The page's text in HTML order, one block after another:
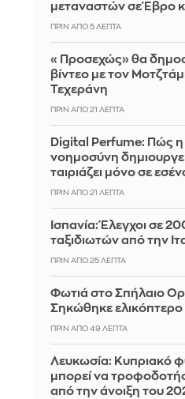
μεταναστών σε Έβρο
ΠΡΙΝ ΑΠΌ 5 ΛΕΠΤΆ
«Προσεχώς» θα
βίντεο με τον
Τεχεράνη
ΠΡΙΝ ΑΠΌ 21 ΛΕΠΤΆ
Digital Perfume: Πώς η
νοημοσύνη
ταιριάζει μόνο σε
ΠΡΙΝ ΑΠΌ 21 ΛΕΠΤΆ
Ισπανία: Έλεγχοι σε
ταξιδιωτών από την
ΠΡΙΝ ΑΠΌ 25 ΛΕΠΤΆ
Φωτιά στο Σπήλαιο
Σηκώθηκε ελικόπτερο
ΠΡΙΝ ΑΠΌ 49 ΛΕΠΤΆ
Λευκωσία: Κυπριακό
μπορεί να
από την άνοιξη του